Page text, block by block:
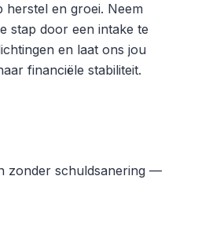
en groei. Neem
stap door een intake te
en laat ons jou
financiële stabiliteit.
zonder schuldsanering —